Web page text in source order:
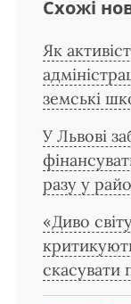
Схожі
Як
земські
У Львові
разу у
«Диво
скасувати